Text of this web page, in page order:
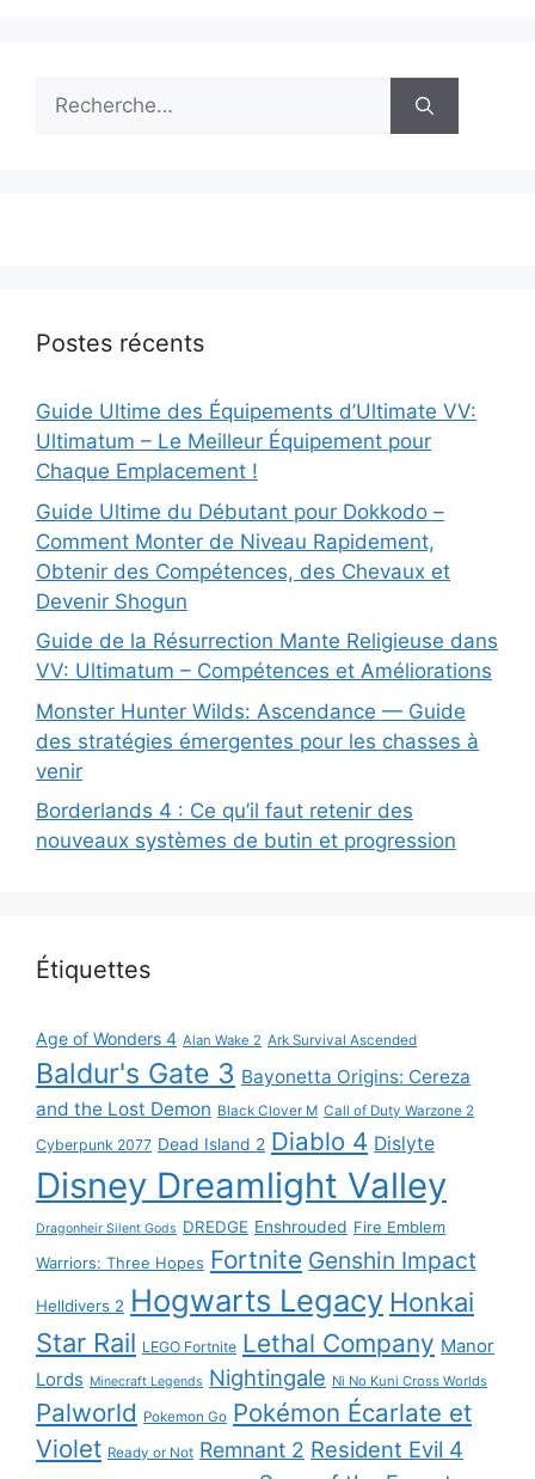
Rechercher :
Postes récents
Guide Ultime des Équipements d’Ultimate VV:
Ultimatum – Le Meilleur Équipement pour
Chaque Emplacement !
Guide Ultime du Débutant pour Dokkodo –
Comment Monter de Niveau Rapidement,
Obtenir des Compétences, des Chevaux et
Devenir Shogun
Guide de la Résurrection Mante Religieuse dans
VV: Ultimatum – Compétences et Améliorations
Monster Hunter Wilds: Ascendance — Guide
des stratégies émergentes pour les chasses à
venir
Borderlands 4 : Ce qu’il faut retenir des
nouveaux systèmes de butin et progression
Étiquettes
Age of Wonders 4 Alan Wake 2 Ark Survival Ascended
Baldur's Gate 3 Bayonetta Origins: Cereza
and the Lost Demon Black Clover M Call of Duty Warzone 2
Cyberpunk 2077 Dead Island 2 Diablo 4 Dislyte
Disney Dreamlight Valley
Dragonheir Silent Gods DREDGE Enshrouded Fire Emblem
Warriors: Three Hopes Fortnite Genshin Impact
Helldivers 2 Hogwarts Legacy Honkai
Star Rail LEGO Fortnite Lethal Company Manor
Lords Minecraft Legends Nightingale Ni No Kuni Cross Worlds
Palworld Pokemon Go Pokémon Écarlate et
Violet Ready or Not Remnant 2 Resident Evil 4